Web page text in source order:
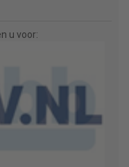
u voor: